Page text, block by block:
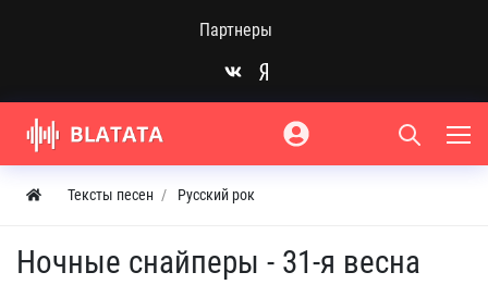
Партнеры
Тексты песен Русский рок
Ночные снайперы - 31-я весна